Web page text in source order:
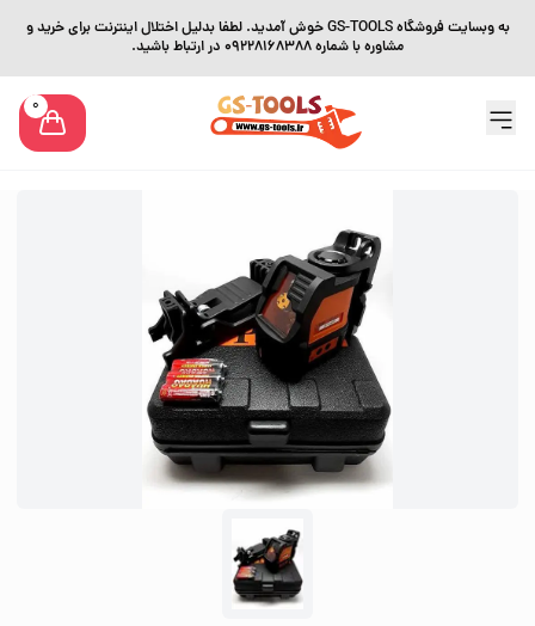
به وبسایت فروشگاه GS-TOOLS خوش آمدید. لطفا بدلیل اختلال اینترنت برای خرید و
مشاوره با شماره 09228168388 در ارتباط باشید.
0